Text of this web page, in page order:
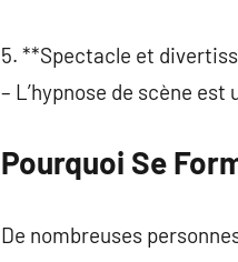
5. **Spectacle et
– L’hypnose de scène
Pourquoi Se
De nombreuses